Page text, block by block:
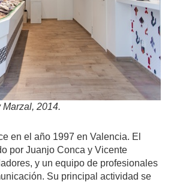
2014.
en el año 1997 en Valencia. El
por Juanjo Conca y Vicente
y un equipo de profesionales
Su principal actividad se